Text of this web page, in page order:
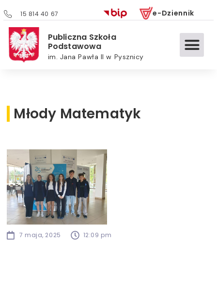
15 814 40 67 e-Dziennik
Publiczna Szkoła
Podstawowa
im. Jana Pawła II w Pysznicy
Młody Matematyk
7 maja, 2025 12:09 pm